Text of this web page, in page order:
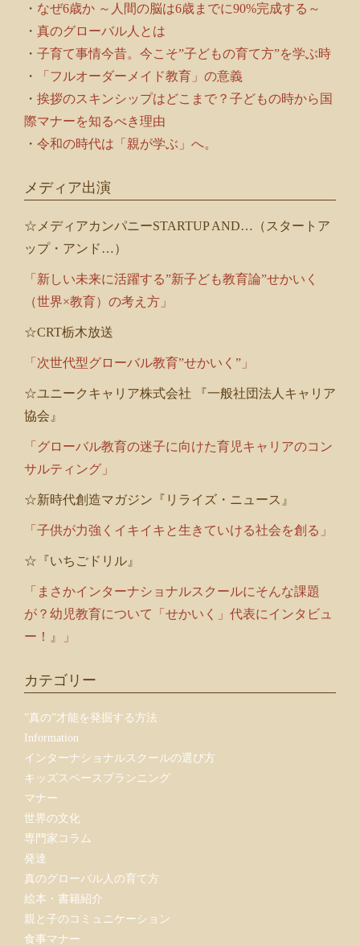
・ なぜ6歳か ～人間の脳は6歳までに90%完成する～
・ 真のグローバル人とは
・ 子育て事情今昔。今こそ”子どもの育て方”を学ぶ時
・
「フルオーダーメイド教育」の意義
・ 挨拶のスキンシップはどこまで？子どもの時から国
際マナーを知るべき理由
・ 令和の時代は「親が学ぶ」へ。
メディア出演
☆メディアカンパニーSTARTUP AND…（スタートア
ップ・アンド…）
「新しい未来に活躍する”新子ども教育論”せかいく
（世界×教育）の考え方」
☆CRT栃木放送
「次世代型グローバル教育”せかいく”」
☆ユニークキャリア株式会社 『一般社団法人キャリア
協会』
「グローバル教育の迷子に向けた育児キャリアのコン
サルティング」
☆新時代創造マガジン『リライズ・ニュース』
「子供が力強くイキイキと生きていける社会を創る」
☆『いちごドリル』
「まさかインターナショナルスクールにそんな課題
が？幼児教育について「せかいく」代表にインタビュ
ー！』」
カテゴリー
”真の”才能を発掘する方法
Information
インターナショナルスクールの選び方
キッズスペースプランニング
マナー
世界の文化
専門家コラム
発達
真のグローバル人の育て方
絵本・書籍紹介
親と子のコミュニケーション
食事マナー